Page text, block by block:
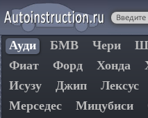
Ауди БМВ Чери
Фиат
Форд Хонда
Исузу
Джип Лексус
Мерседес
Мицубиси